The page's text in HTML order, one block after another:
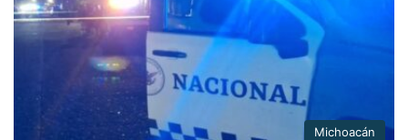
Michoacán